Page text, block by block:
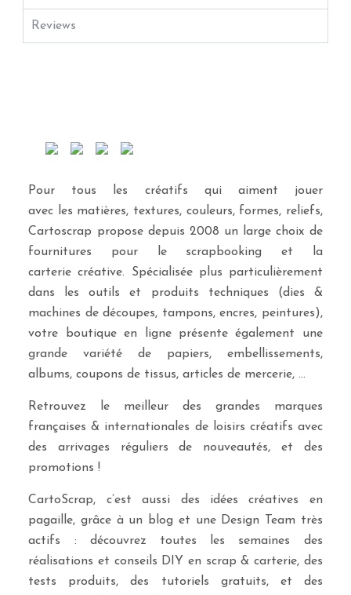
Reviews
Pour tous les créatifs qui aiment jouer
avec les matières, textures, couleurs, formes, reliefs,
Cartoscrap propose depuis 2008 un large choix de
fournitures pour le scrapbooking et la
carterie créative. Spécialisée plus particulièrement
dans les outils et produits techniques (dies &
machines de découpes, tampons, encres, peintures),
votre boutique en ligne présente également une
grande variété de papiers, embellissements,
albums, coupons de tissus, articles de mercerie, …
Retrouvez le meilleur des grandes marques
françaises & internationales de loisirs créatifs avec
des arrivages réguliers de nouveautés, et des
promotions !
CartoScrap, c’est aussi des idées créatives en
pagaille, grâce à un blog et une Design Team très
actifs : découvrez toutes les semaines des
réalisations et conseils DIY en scrap & carterie, des
tests produits, des tutoriels gratuits, et des